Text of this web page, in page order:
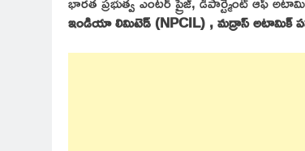
ఇండియా లిమిటెడ్ (NPCIL) , మద్రాస్ అటామిక్